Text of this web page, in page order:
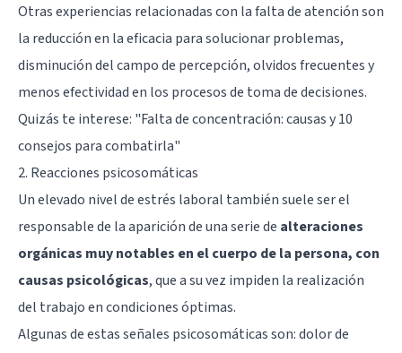
Otras experiencias relacionadas con la falta de atención son
la reducción en la eficacia para solucionar problemas,
disminución del campo de percepción, olvidos frecuentes y
menos efectividad en los procesos de toma de decisiones.
Quizás te interese: "Falta de concentración: causas y 10
consejos para combatirla"
2. Reacciones psicosomáticas
Un elevado nivel de estrés laboral también suele ser el
responsable de la aparición de una serie de alteraciones
orgánicas muy notables en el cuerpo de la persona, con
causas psicológicas, que a su vez impiden la realización
del trabajo en condiciones óptimas.
Algunas de estas señales psicosomáticas son: dolor de